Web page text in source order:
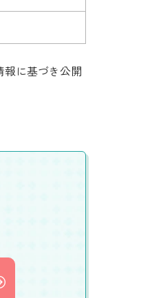
に基づき公開